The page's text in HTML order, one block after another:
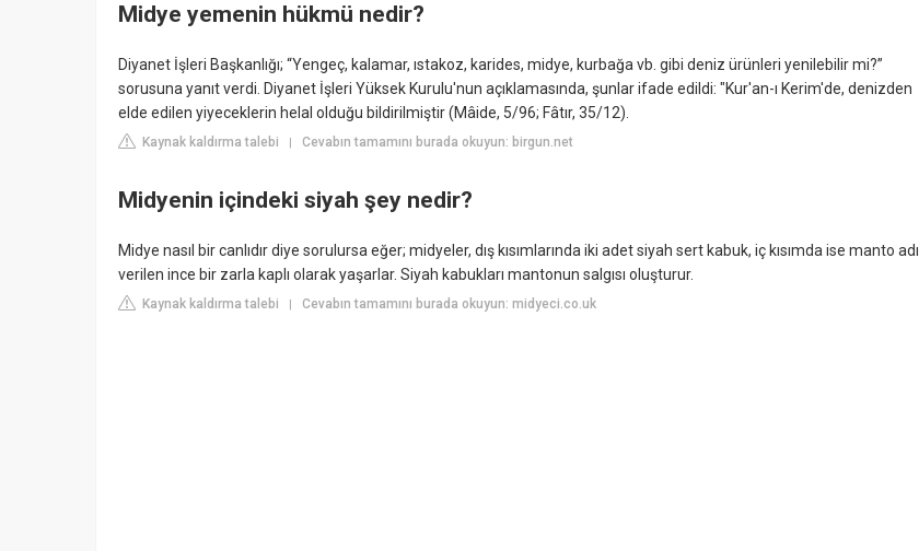
Midye yemenin hükmü nedir?
Diyanet İşleri Başkanlığı; “Yengeç, kalamar, ıstakoz, karides, midye, kurbağa vb. gibi deniz ürünleri yenilebilir mi?”
sorusuna yanıt verdi. Diyanet İşleri Yüksek Kurulu'nun açıklamasında, şunlar ifade edildi: "Kur'an-ı Kerim'de, denizden
elde edilen yiyeceklerin helal olduğu bildirilmiştir (Mâide, 5/96; Fâtır, 35/12).
Kaynak kaldırma talebi | Cevabın tamamını burada okuyun: birgun.net
Midyenin içindeki siyah şey nedir?
Midye nasıl bir canlıdır diye sorulursa eğer; midyeler, dış kısımlarında iki adet siyah sert kabuk, iç kısımda ise manto adı
verilen ince bir zarla kaplı olarak yaşarlar. Siyah kabukları mantonun salgısı oluşturur.
Kaynak kaldırma talebi | Cevabın tamamını burada okuyun: midyeci.co.uk